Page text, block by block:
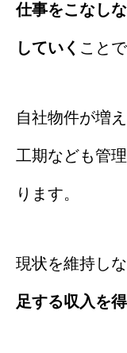
仕事をこなし
していく ことで
自社物件が増
工期なども管
ります。
現状を維持しな
足する収入を得